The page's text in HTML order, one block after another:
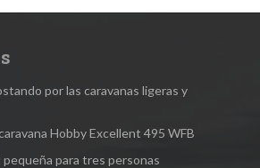
por las caravanas ligeras y
Hobby Excellent 495 WFB
pequeña para tres personas